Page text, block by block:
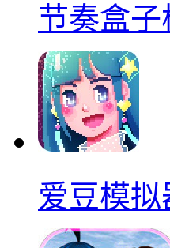
节奏盒子
爱豆模